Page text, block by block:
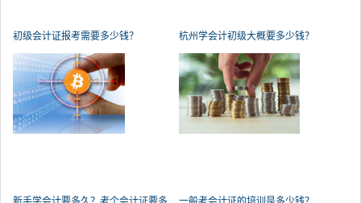
初级会计证报考需要多少钱？ 杭州学会计初级大概要多少钱？